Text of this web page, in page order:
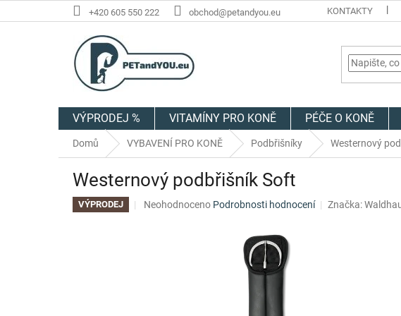
na
+420 605 550 222 obchod@petandyou.eu KONTAKTY
VÝPRODEJ % VITAMÍNY PRO KONĚ PÉČE O KONĚ
Domů VYBAVENÍ PRO KONĚ Podbřišníky Westernový
Westernový podbřišník Soft
VÝPRODEJ
Průměrné
Neohodnoceno Podrobnosti hodnocení Značka: